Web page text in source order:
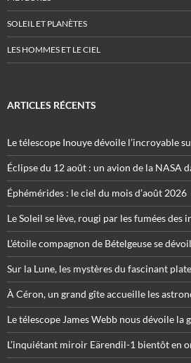
SOLEIL ET PLANÈTES
LES HOMMES ET LE CIEL
ARTICLES RÉCENTS
Le télescope Inouye dévoile l’incroyable
Éclipse du 12 août : un avion de la NASA
Éphémérides : le ciel du mois d’août 2026
Le Soleil se lève, rougi par les fumées des
L’étoile compagnon de Bételgeuse se
Sur la Lune, les mystères du fascinant
À Céron, un grand gîte accueille les
Le télescope James Webb nous dévoile la
L’inquiétant miroir Eärendil-1 bientôt en